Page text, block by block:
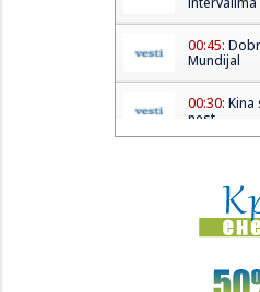
00:45:
Mundijal
00:30: Kina
nest...
00:15:Šta
čega na...
00:01: